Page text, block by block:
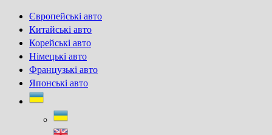
Skip
content
Європейські авто
Китайські авто
Корейські авто
Німецькі авто
Французькі авто
Японські авто